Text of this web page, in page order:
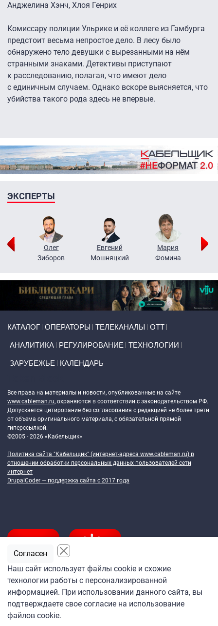
Анджелина Хэнч, Хлоя Генрих
Комиссару полиции Ульрике и её коллеге из Гамбурга
предстоит весьма непростое дело. В лесу было
обнаружено тело девушки с вырезанными на нём
странными знаками. Детективы приступают
к расследованию, полагая, что имеют дело
с единичным случаем. Однако вскоре выясняется, что
убийства такого рода здесь не впервые.
ЭКСПЕРТЫ
Олег
Зиборов
Евгений
Мошняцкий
Мария
Фомина
КАТАЛОГ ОПЕРАТОРЫ ТЕЛЕКАНАЛЫ ОТТ
АНАЛИТИКА РЕГУЛИРОВАНИЕ ТЕХНОЛОГИИ
ЗАРУБЕЖЬЕ КАЛЕНДАРЬ
Все права на материалы и новости, опубликованные на сайте
www.cableman.ru, охраняются в соответствии с законодательством РФ.
Допускается цитирование без согласования с редакцией не более трети
от объема оригинального материала, с обязательной прямой
гиперссылкой.
©2005 - 2026 «Кабельщик»
Политика сайта "Кабельщик" (интернет-адреса www.cableman.ru) в
отношении обработки персональных данных пользователей сети
интернет
DrupalCoder — поддержка сайта c 2017 года
Подпишитесь
на ежедневную рассылку
«Кабельщика»
Наш сайт использует файлы cookie и схожие
технологии работы с персонализированной
информацией. При использовании данного сайта, вы
подтверждаете свое согласие на использование
файлов cookie.
Согласен